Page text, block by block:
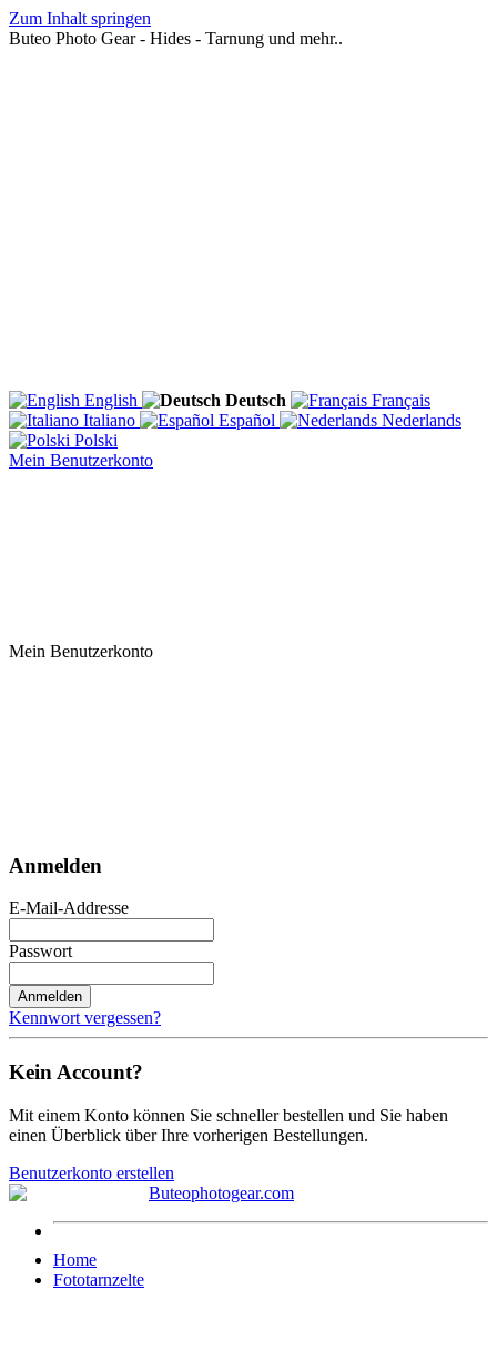
Zum Inhalt springen
Buteo Photo Gear - Hides - Tarnung und mehr..
English Deutsch
Français
Italiano
Español
Nederlands
Polski
Mein Benutzerkonto
Mein Benutzerkonto
Anmelden
E-Mail-Addresse
Passwort
Anmelden
Kennwort vergessen?
Kein Account?
Mit einem Konto können Sie schneller bestellen und Sie haben
einen Überblick über Ihre vorherigen Bestellungen.
Benutzerkonto erstellen
Home
Fototarnzelte